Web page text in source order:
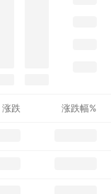
涨跌 涨跌幅%